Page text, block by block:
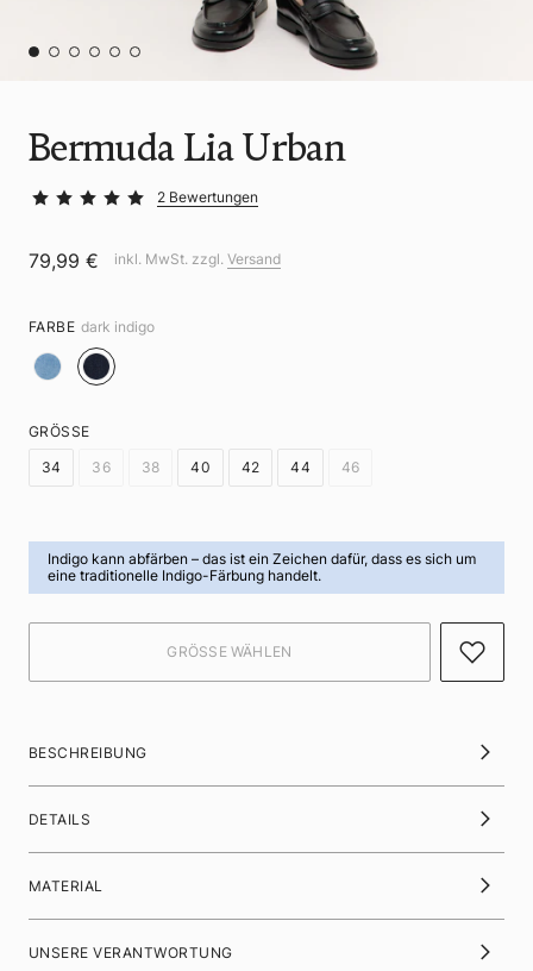
Bermuda Lia Urban
2 Bewertungen
79,99 € inkl. MwSt. zzgl. Versand
FARBE dark indigo
GRÖSSE
34
36 38 40 42 44 46
Indigo kann abfärben – das ist ein Zeichen dafür, dass es sich um
eine traditionelle Indigo-Färbung handelt.
BESCHREIBUNG
DETAILS
MATERIAL
UNSERE VERANTWORTUNG